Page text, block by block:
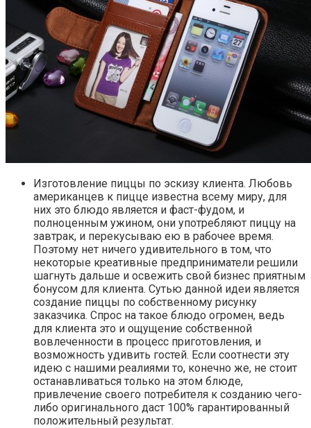
Изготовление пиццы по эскизу клиента. Любовь
американцев к пицце известна всему миру, для
них это блюдо является и фаст-фудом, и
полноценным ужином, они употребляют пиццу на
завтрак, и перекусываю ею в рабочее время.
Поэтому нет ничего удивительного в том, что
некоторые креативные предприниматели решили
шагнуть дальше и освежить свой бизнес приятным
бонусом для клиента. Сутью данной идеи является
создание пиццы по собственному рисунку
заказчика. Спрос на такое блюдо огромен, ведь
для клиента это и ощущение собственной
вовлеченности в процесс приготовления, и
возможность удивить гостей. Если соотнести эту
идею с нашими реалиями то, конечно же, не стоит
останавливаться только на этом блюде,
привлечение своего потребителя к созданию чего-
либо оригинального даст 100% гарантированный
положительный результат.